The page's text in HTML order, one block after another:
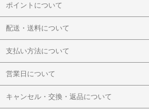
ポイントについて
配送・送料について
支払い方法について
営業日について
キャンセル・交換・返品について